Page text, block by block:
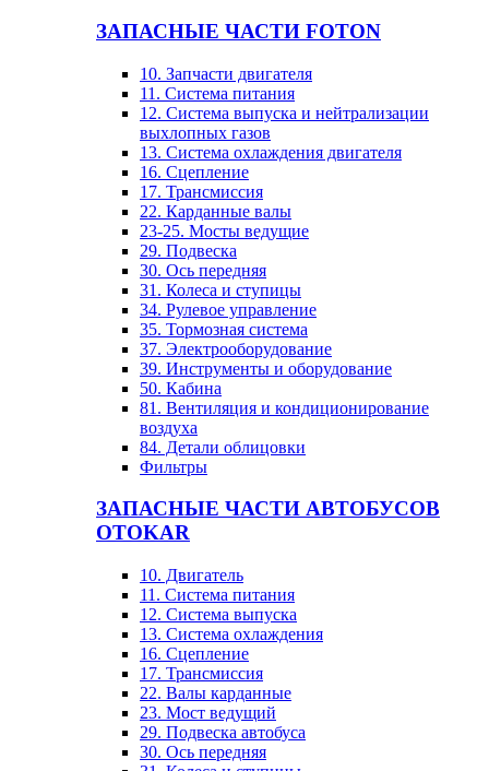
ЗАПАСНЫЕ ЧАСТИ FOTON
10. Запчасти двигателя
11. Система питания
12. Система выпуска и нейтрализации
выхлопных газов
13. Система охлаждения двигателя
16. Сцепление
17. Трансмиссия
22. Карданные валы
23-25. Мосты ведущие
29. Подвеска
30. Ось передняя
31. Колеса и ступицы
34. Рулевое управление
35. Тормозная система
37. Электрооборудование
39. Инструменты и оборудование
50. Кабина
81. Вентиляция и кондиционирование
воздуха
84. Детали облицовки
Фильтры
ЗАПАСНЫЕ ЧАСТИ АВТОБУСОВ
OTOKAR
10. Двигатель
11. Система питания
12. Система выпуска
13. Система охлаждения
16. Сцепление
17. Трансмиссия
22. Валы карданные
23. Мост ведущий
29. Подвеска автобуса
30. Ось передняя